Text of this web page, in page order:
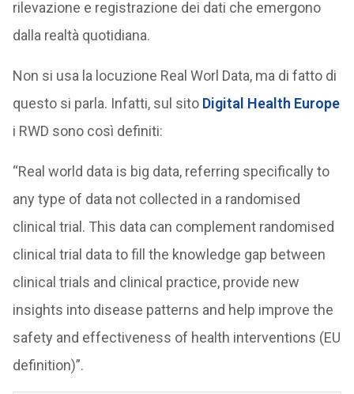
rilevazione e registrazione dei dati che emergono
dalla realtà quotidiana.
Non si usa la locuzione Real Worl Data, ma di fatto di
questo si parla. Infatti, sul sito Digital Health Europe
i RWD sono così definiti:
“Real world data is big data, referring specifically to
any type of data not collected in a randomised
clinical trial. This data can complement randomised
clinical trial data to fill the knowledge gap between
clinical trials and clinical practice, provide new
insights into disease patterns and help improve the
safety and effectiveness of health interventions (EU
definition)”.